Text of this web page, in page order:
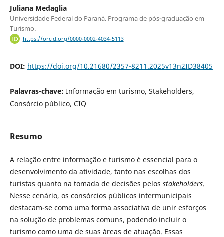
Juliana Medaglia
Universidade Federal do Paraná. Programa de pós-graduação em
Turismo.
https://orcid.org/0000-0002-4034-5113
DOI: https://doi.org/10.21680/2357-8211.2025v13n2ID38405
Palavras-chave: Informação em turismo, Stakeholders,
Consórcio público, CIQ
Resumo
A relação entre informação e turismo é essencial para o
desenvolvimento da atividade, tanto nas escolhas dos
turistas quanto na tomada de decisões pelos stakeholders.
Nesse cenário, os consórcios públicos intermunicipais
destacam-se como uma forma associativa de unir esforços
na solução de problemas comuns, podendo incluir o
turismo como uma de suas áreas de atuação. Essas